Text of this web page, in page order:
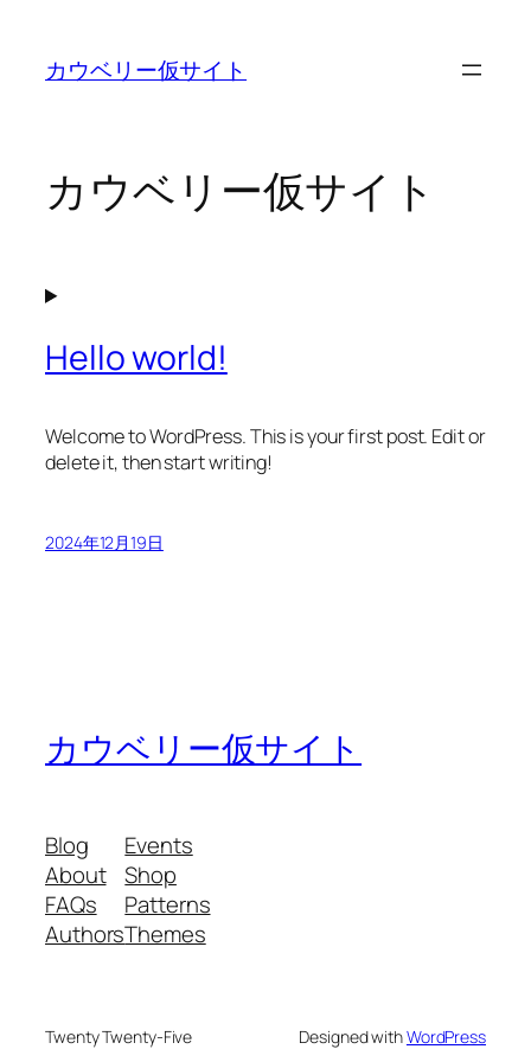
カウベリー仮サイト
カウベリー仮サイト
Hello world!
Welcome to WordPress. This is your first post. Edit or
delete it, then start writing!
2024年12月19日
カウベリー仮サイト
Blog
About
FAQs
Authors
Events
Shop
Patterns
Themes
Twenty Twenty-Five Designed withWordPress